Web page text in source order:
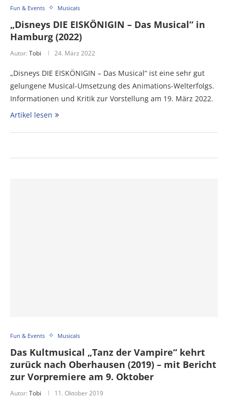
Fun & Events Musicals
„Disneys DIE EISKÖNIGIN – Das Musical“ in
Hamburg (2022)
Autor: Tobi 24. März 2022
„Disneys DIE EISKÖNIGIN – Das Musical“ ist eine sehr gut
gelungene Musical-Umsetzung des Animations-Welterfolgs.
Informationen und Kritik zur Vorstellung am 19. März 2022.
Artikel lesen
Fun & Events Musicals
Das Kultmusical „Tanz der Vampire“ kehrt
zurück nach Oberhausen (2019) – mit Bericht
zur Vorpremiere am 9. Oktober
Autor: Tobi 11. Oktober 2019